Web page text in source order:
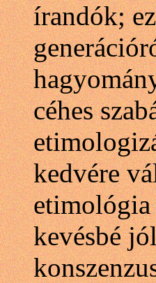
írandók;
céhes
kedvére
kevésbé